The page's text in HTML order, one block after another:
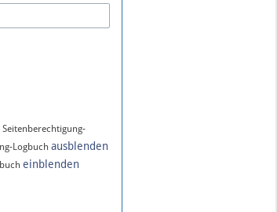
Seitenberechtigung-
Logbuch ausblenden
einblenden